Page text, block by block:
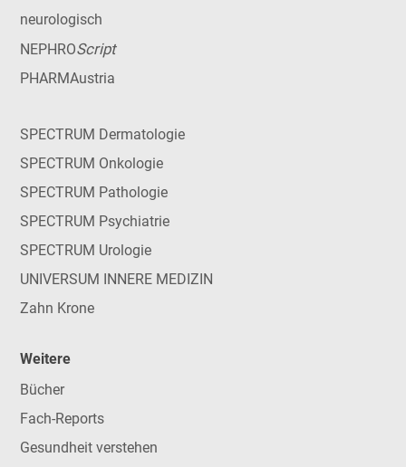
neurologisch
NEPHROScript
PHARMAustria
SPECTRUM Dermatologie
SPECTRUM Onkologie
SPECTRUM Pathologie
SPECTRUM Psychiatrie
SPECTRUM Urologie
UNIVERSUM INNERE MEDIZIN
Zahn Krone
Weitere
Bücher
Fach-Reports
Gesundheit verstehen